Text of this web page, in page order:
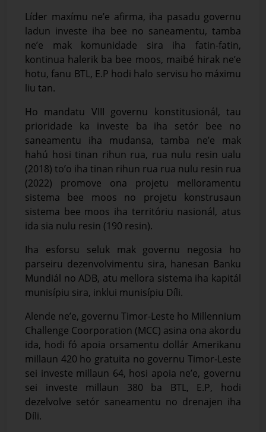
Líder maxímu ne’e afirma, iha pasadu governu
ladun investe iha bee no saneamentu, tamba
ne’e mak komunidade sira iha fatin-fatin,
kontinua halerik ba bee moos, maibé hirak ne’e
hotu, fanu BTL, E.P hodi halo servisu ho máximu
liu tan.
Ho mandatu VIII governu konstitusionál, tau
prioridade ka investe ba iha setór bee no
saneamentu iha mudansa, tamba ne’e mak
hahú hosi tinan rihun rua, rua nulu resin ualu
(2018) to’o iha tinan rihun rua rua nulu resin rua
(2022) promove ona projetu melloramentu
sistema bee moos no projetu konstrusaun
sistema bee moos iha territóriu nasionál, atus
ida sia nulu resin (190 resin).
Iha esforsu seluk mak governu negosia ho
parseiru dezenvolvimentu sira, hanesan Banku
Mundiál no ADB, atu mellora sistema iha kapitál
munisípiu sira, inklui munisípiu Díli.
Alende ne’e, governu Timor-Leste ho Millennium
Challenge Coorporation (MCC) asina ona akordu
ida, hodi fó apoia orsamentu dollár Amerikanu
millaun 420 ho gratuita no governu Timor-Leste
sei investe millaun 64, hosi apoia ne’e, governu
sei investe millaun 380 ba BTL, E.P, hodi
dezelvolve setór saneamentu no drenajen iha
Díli.